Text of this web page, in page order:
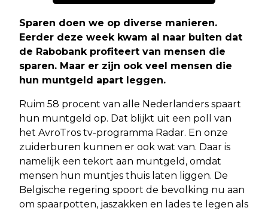
Sparen doen we op diverse manieren.
Eerder deze week kwam al naar buiten dat
de Rabobank profiteert van mensen die
sparen. Maar er zijn ook veel mensen die
hun muntgeld apart leggen.
Ruim 58 procent van alle Nederlanders spaart
hun muntgeld op. Dat blijkt uit een poll van
het AvroTros tv-programma Radar. En onze
zuiderburen kunnen er ook wat van. Daar is
namelijk een tekort aan muntgeld, omdat
mensen hun muntjes thuis laten liggen. De
Belgische regering spoort de bevolking nu aan
om spaarpotten, jaszakken en lades te legen als